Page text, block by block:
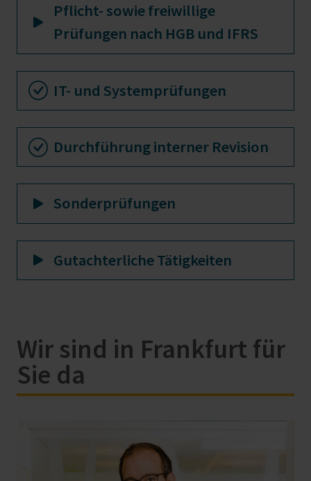
Pflicht- sowie freiwillige
Prüfungen nach HGB und IFRS
IT- und Systemprüfungen
Durchführung interner Revision
Sonderprüfungen
Gutachterliche Tätigkeiten
Wir sind in Frankfurt für
Sie da